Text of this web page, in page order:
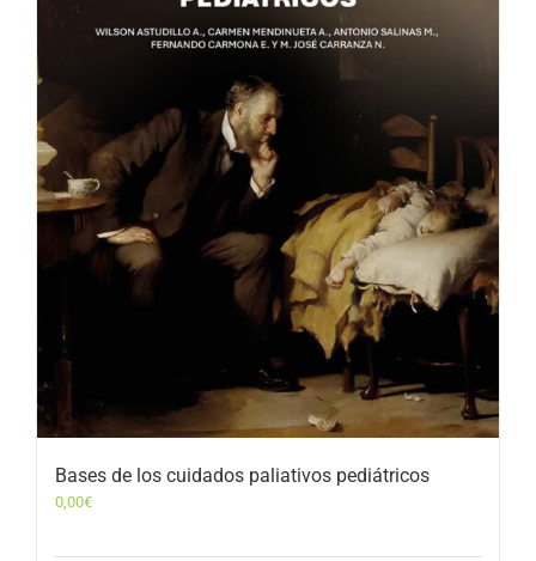
Bases de los cuidados paliativos pediátricos
0,00€